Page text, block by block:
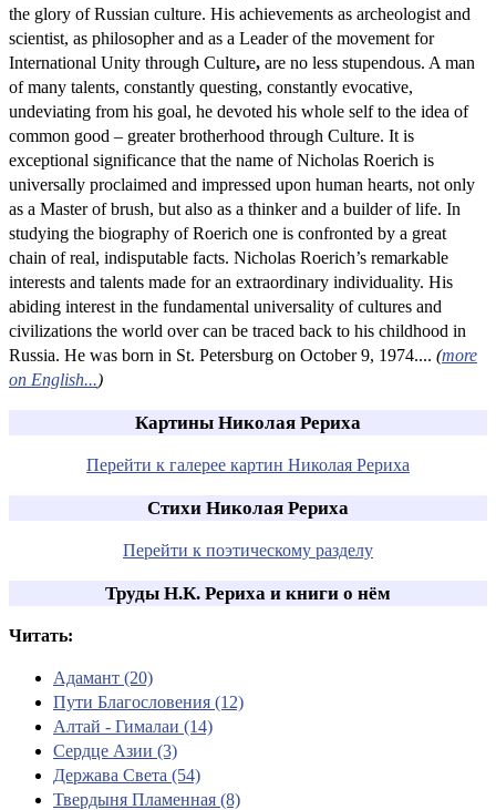
the glory of Russian culture. His achievements as archeologist and
scientist, as philosopher and as a Leader of the movement for
International Unity through Culture, are no less stupendous. A man
of many talents, constantly questing, constantly evocative,
undeviating from his goal, he devoted his whole self to the idea of
common good – greater brotherhood through Culture. It is
exceptional significance that the name of Nicholas Roerich is
universally proclaimed and impressed upon human hearts, not only
as a Master of brush, but also as a thinker and a builder of life. In
studying the biography of Roerich one is confronted by a great
chain of real, indisputable facts. Nicholas Roerich’s remarkable
interests and talents made for an extraordinary individuality. His
abiding interest in the fundamental universality of cultures and
civilizations the world over can be traced back to his childhood in
Russia. He was born in St. Petersburg on October 9, 1974.... (more
on English...)
Картины Николая Рериха
Перейти к галерее картин Николая Рериха
Стихи Николая Рериха
Перейти к поэтическому разделу
Труды Н.К. Рериха и книги о нём
Читать:
Адамант (20)
Пути Благословения (12)
Алтай - Гималаи (14)
Сердце Азии (3)
Держава Света (54)
Твердыня Пламенная (8)